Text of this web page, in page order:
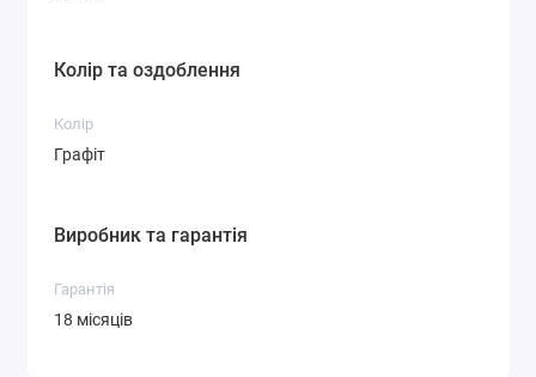
Колір та оздоблення
Колір
Графіт
Виробник та гарантія
Гарантія
18 місяців